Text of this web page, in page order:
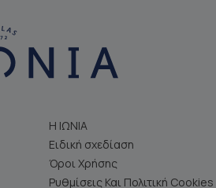
Η ΙΩΝΙΑ
Ειδική σχεδίαση
Όροι Χρήσης
Ρυθμίσεις Και Πολιτική Cookies